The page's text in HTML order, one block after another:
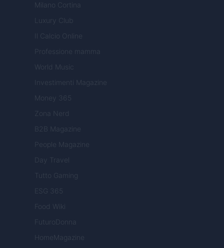
Milano Cortina
Luxury Club
Il Calcio Online
Professione mamma
World Music
Investimenti Magazine
Money 365
Zona Nerd
B2B Magazine
People Magazine
Day Travel
Tutto Gaming
ESG 365
Food Wiki
FuturoDonna
HomeMagazine